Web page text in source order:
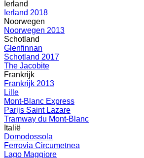
Ierland
Ierland 2018
Noorwegen
Noorwegen 2013
Schotland
Glenfinnan
Schotland 2017
The Jacobite
Frankrijk
Frankrijk 2013
Lille
Mont-Blanc Express
Parijs Saint Lazare
Tramway du Mont-Blanc
Italië
Domodossola
Ferrovia Circumetnea
Lago Maggiore